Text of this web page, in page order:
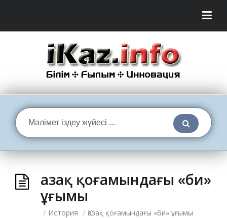
Қазақ қоғамындағы «би»
ұғымы
/ История / Қазақ қоғамындағы «би» ұғымы